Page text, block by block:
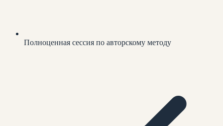
Полноценная сессия по авторскому методу